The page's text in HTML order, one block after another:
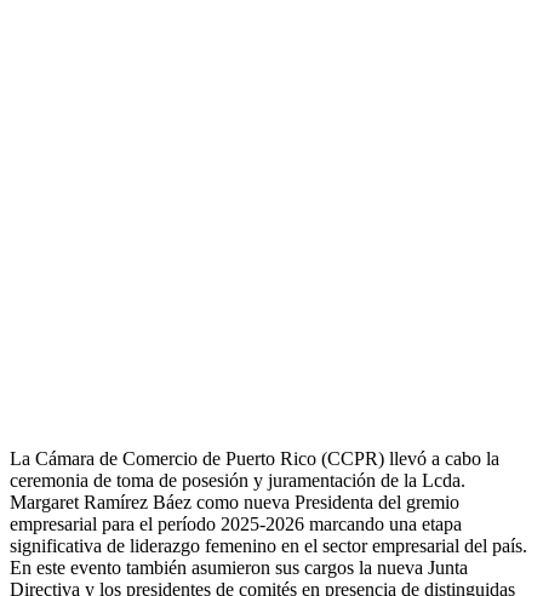
La Cámara de Comercio de Puerto Rico (CCPR) llevó a cabo la
ceremonia de toma de posesión y juramentación de la Lcda.
Margaret Ramírez Báez como nueva Presidenta del gremio
empresarial para el período 2025-2026 marcando una etapa
significativa de liderazgo femenino en el sector empresarial del país.
En este evento también asumieron sus cargos la nueva Junta
Directiva y los presidentes de comités en presencia de distinguidas